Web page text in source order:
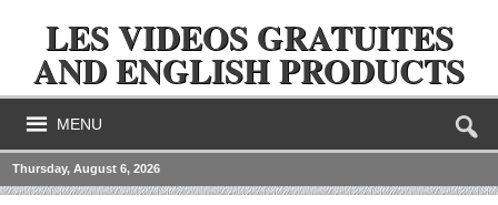
LES VIDEOS GRATUITES
AND ENGLISH PRODUCTS
MENU
Thursday, August 6, 2026